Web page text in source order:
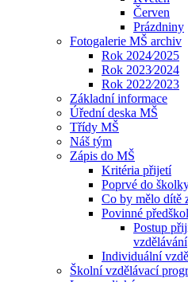
Červen
Prázdniny
Fotogalerie MŠ archiv
Rok 2024⁄2025
Rok 2023⁄2024
Rok 2022⁄2023
Základní informace
Úřední deska MŠ
Třídy MŠ
Náš tým
Zápis do MŠ
Kritéria přijetí
Poprvé do
Co by mělo dítě
Povinné
Postup
vzdělávání
Individuální
Školní vzdělávací